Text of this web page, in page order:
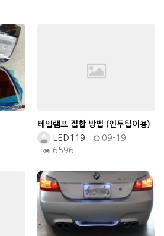
테일램프 접합 방법 (인두팁이용)
LED119
09-19
6596